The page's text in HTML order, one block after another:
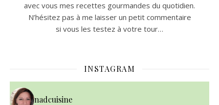
avec vous mes recettes gourmandes du quotidien.
N’hésitez pas à me laisser un petit commentaire
si vous les testez à votre tour…
INSTAGRAM
nadcuisine